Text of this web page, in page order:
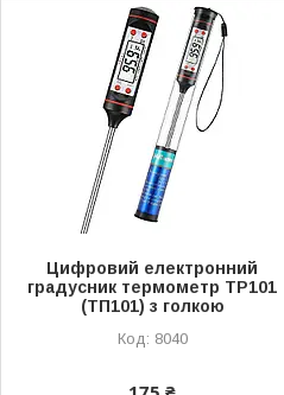
Цифровий електронний
градусник термометр TP101
(ТП101) з голкою
8040